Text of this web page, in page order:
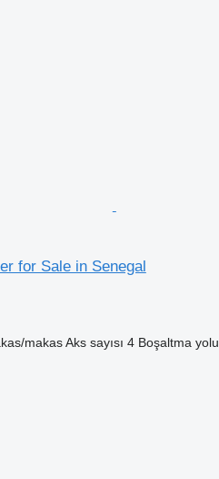
for Sale in Senegal
makas Aks sayısı 4 Boşaltma yolu